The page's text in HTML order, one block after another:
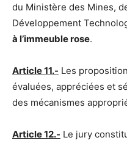
du Ministère des Mines,
Développement
à l’immeuble rose.
Article 11.- Les
évaluées, appréciées et
des mécanismes
Article 12.- Le jury